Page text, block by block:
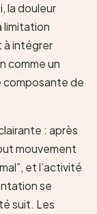
la douleur
limitation
à intégrer
comme un
composante de
: après
mouvement
et l’activité
se
suit. Les